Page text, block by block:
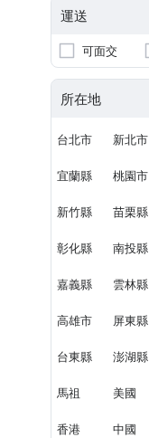
運送
可面交
所在地
台北市 新北市
宜蘭縣 桃園市
新竹縣 苗栗縣
彰化縣 南投縣
嘉義縣 雲林縣
高雄市 屏東縣
台東縣 澎湖縣
馬祖 美國
香港 中國